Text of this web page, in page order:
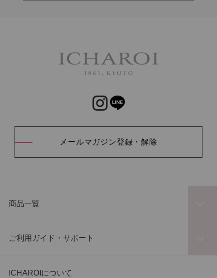
メールマガジン登録・解除
商品一覧
ご利用ガイド・サポート
ICHAROIについて